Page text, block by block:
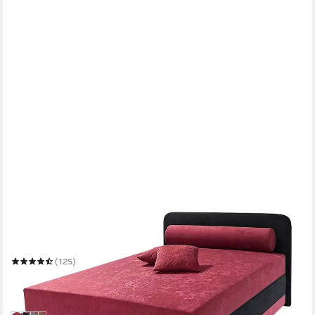
(125)
ab 550,15 € UVP764,00 €
-28%
lieferbar in 4 Wochen